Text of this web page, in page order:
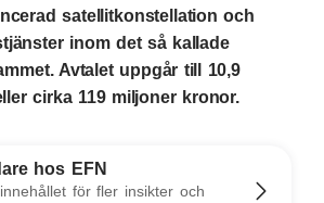
satellitkonstellation och
inom det så kallade
Avtalet uppgår till 10,9
cirka 119 miljoner kronor.
hos EFN
för fler insikter och